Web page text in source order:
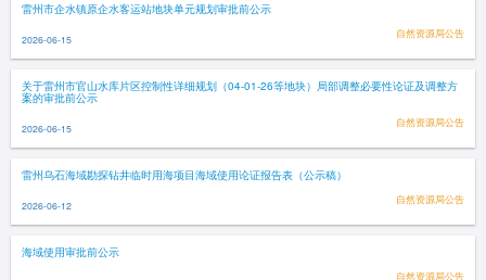
雷州市企水镇原企水客运站地块单元规划审批前公示
2026-06-15 自然资源局公告
关于雷州市官山水库片区控制性详细规划（04-01-26等地块）局部调整必要性论证及调整方
案的审批前公示
2026-06-15 自然资源局公告
雷州乌石海域勘探钻井临时用海项目海域使用论证报告表（公示稿）
2026-06-12 自然资源局公告
海域使用审批前公示
自然资源局公告